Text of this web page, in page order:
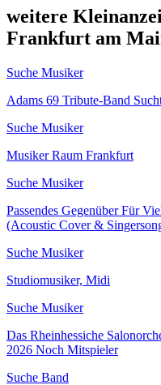
weitere
Frankfurt am
Suche Musiker
Adams 69 Tribute-Band
Suche Musiker
Musiker Raum Frankfurt
Suche Musiker
Passendes Gegenüber Für
(Acoustic Cover &
Suche Musiker
Studiomusiker, Midi
Suche Musiker
Das Rheinhessiche
2026 Noch Mitspieler
Suche Band